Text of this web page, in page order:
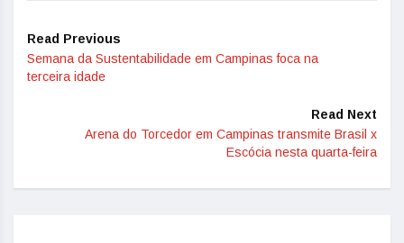
Read Previous
Semana da Sustentabilidade em Campinas foca na
terceira idade
Read Next
Arena do Torcedor em Campinas transmite Brasil x
Escócia nesta quarta-feira